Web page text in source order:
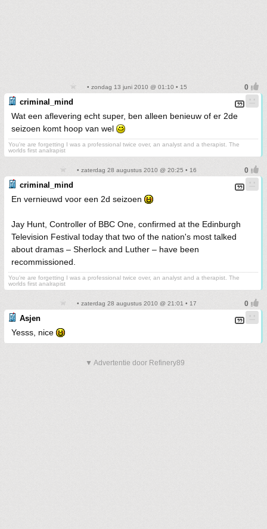
• zondag 13 juni 2010 @ 01:10 • 15
criminal_mind
Wat een aflevering echt super, ben alleen benieuw of er 2de
seizoen komt hoop van wel
You're are forgetting I was a professional twice over, an analyst and a therapist. The
worlds first analrapist
• zaterdag 28 augustus 2010 @ 20:25 • 16
criminal_mind
En vernieuwd voor een 2d seizoen
Jay Hunt, Controller of BBC One, confirmed at the Edinburgh
Television Festival today that two of the nation's most talked
about dramas – Sherlock and Luther – have been
recommissioned.
You're are forgetting I was a professional twice over, an analyst and a therapist. The
worlds first analrapist
• zaterdag 28 augustus 2010 @ 21:01 • 17
Asjen
Yesss, nice
▼ Advertentie door Refinery89